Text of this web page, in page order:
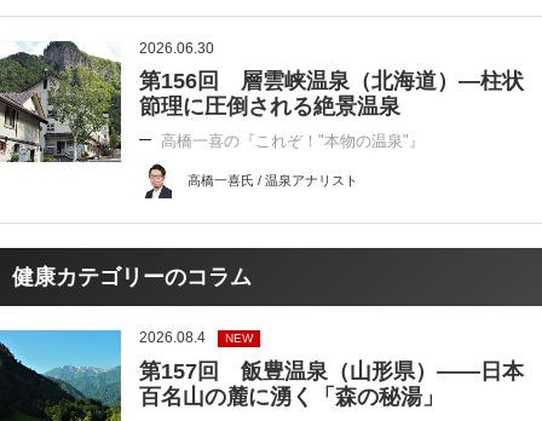
2026.06.30
第156回 層雲峡温泉（北海道）―柱状
節理に圧倒される絶景温泉
高橋一喜の『これぞ！"本物の温泉"』
高橋一喜氏 / 温泉アナリスト
健康カテゴリーのコラム
2026.08.4 NEW
第157回 飯豊温泉（山形県）――日本
百名山の麓に湧く「森の秘湯」